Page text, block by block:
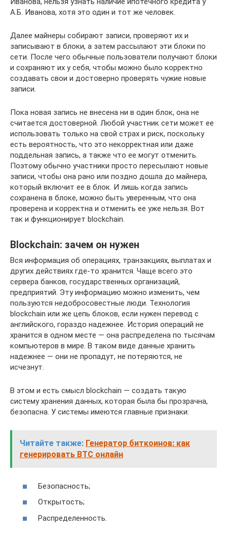
А.Б. Иванова, хотя это один и тот же человек.
Далее майнеры собирают записи, проверяют их и
записывают в блоки, а затем рассылают эти блоки по
сети. После чего обычные пользователи получают блоки
и сохраняют их у себя, чтобы можно было корректно
создавать свои и достоверно проверять чужие новые
записи.
Пока новая запись не внесена ни в один блок, она не
считается достоверной. Любой участник сети может ее
использовать только на свой страх и риск, поскольку
есть вероятность, что это некорректная или даже
поддельная запись, а также что ее могут отменить.
Поэтому обычно участники просто пересылают новые
записи, чтобы она рано или поздно дошла до майнера,
который включит ее в блок. И лишь когда запись
сохранена в блоке, можно быть уверенным, что она
проверена и корректна и отменить ее уже нельзя. Вот
так и функционирует blockchain.
Blockchain: зачем он нужен
Вся информация об операциях, транзакциях, выплатах и
других действиях где-то хранится. Чаще всего это
сервера банков, государственных организаций,
предприятий. Эту информацию можно изменить, чем
пользуются недобросовестные люди. Технология
blockchain или же цепь блоков, если нужен перевод с
английского, гораздо надежнее. История операций не
хранится в одном месте — она распределена по тысячам
компьютеров в мире. В таком виде данные хранить
надежнее — они не пропадут, не потеряются, не
исчезнут.
В этом и есть смысл blockchain — создать такую
систему хранения данных, которая была бы прозрачна,
безопасна. У системы имеются главные признаки:
Читайте также: Генератор биткоинов: как
генерировать BTC онлайн
Безопасность;
Открытость;
Распределенность.